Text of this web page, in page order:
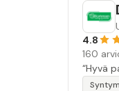
4.8
160
“Hyvä